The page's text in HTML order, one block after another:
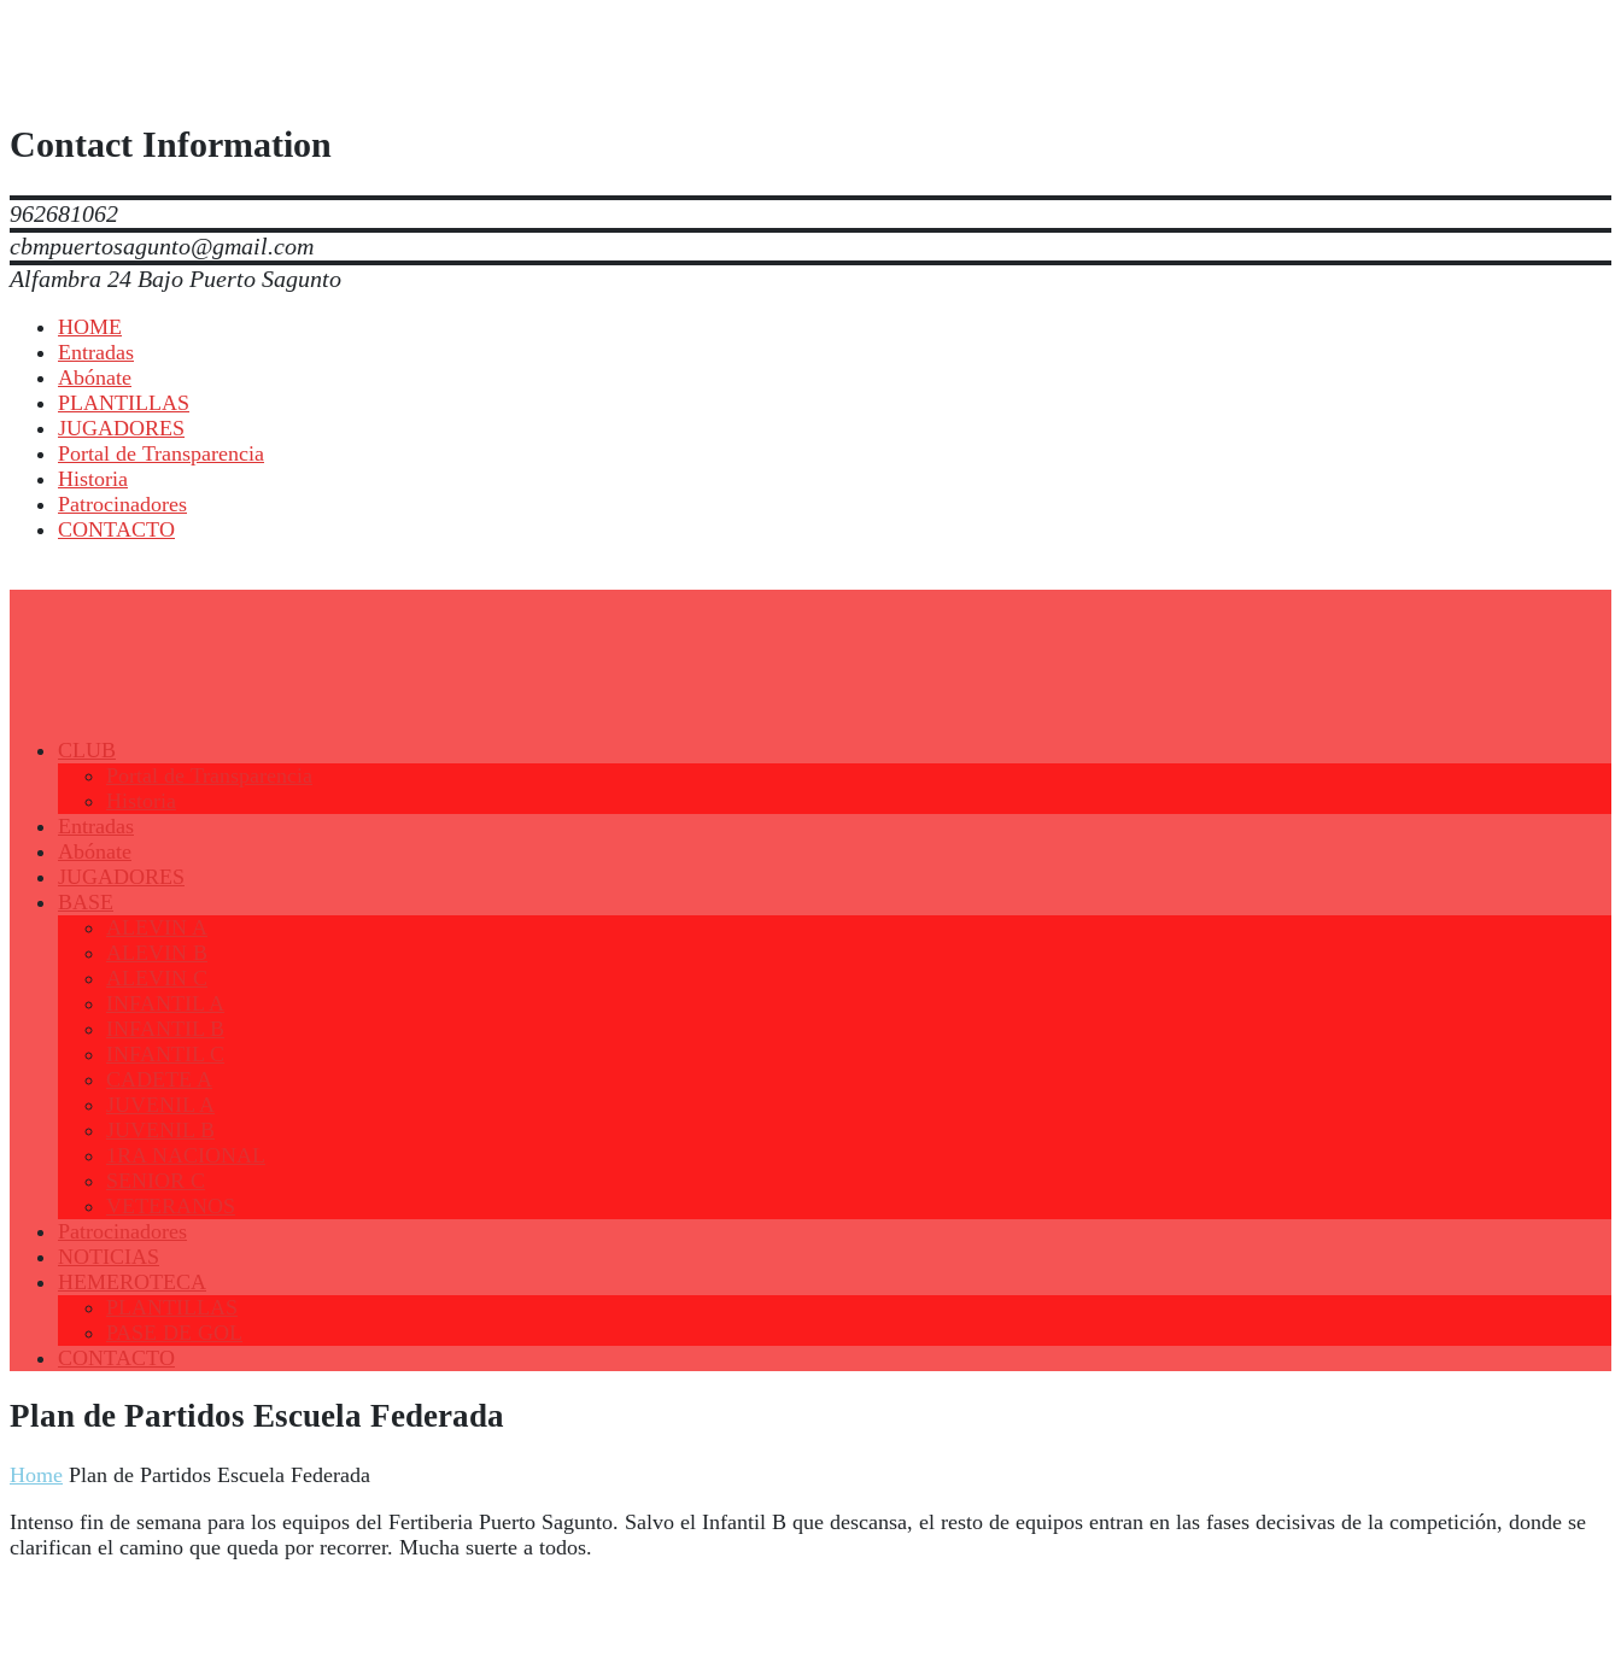
Contact Information
962681062
cbmpuertosagunto@gmail.com
Alfambra 24 Bajo Puerto Sagunto
HOME
Entradas
Abónate
PLANTILLAS
JUGADORES
Portal de Transparencia
Historia
Patrocinadores
CONTACTO
CLUB
Portal de Transparencia
Historia
Entradas
Abónate
JUGADORES
BASE
ALEVIN A
ALEVIN B
ALEVIN C
INFANTIL A
INFANTIL B
INFANTIL C
CADETE A
JUVENIL A
JUVENIL B
1RA NACIONAL
SENIOR C
VETERANOS
Patrocinadores
NOTICIAS
HEMEROTECA
PLANTILLAS
PASE DE GOL
CONTACTO
Plan de Partidos Escuela Federada
Home Plan de Partidos Escuela Federada
Intenso fin de semana para los equipos del Fertiberia Puerto Sagunto. Salvo el Infantil B que descansa, el resto de equipos entran en las fases decisivas de la competición, donde se
clarifican el camino que queda por recorrer. Mucha suerte a todos.